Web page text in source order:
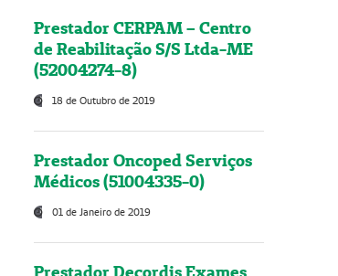
Prestador CERPAM – Centro
de Reabilitação S/S Ltda-ME
(52004274-8)
18 de Outubro de 2019
Prestador Oncoped Serviços
Médicos (51004335-0)
01 de Janeiro de 2019